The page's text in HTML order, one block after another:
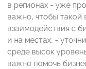
в регионах - уже
важно, чтобы такой
взаимодействия с
и на местах, -
среде высок
важно помочь